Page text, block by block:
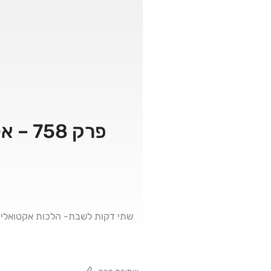
פרק 758 – אל תתפללו לכיוון הכותל! שיעור קצר ליום ירושלים
שתי דקות לשבת- הלכות